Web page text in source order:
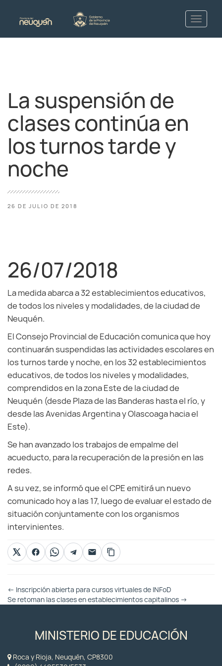
La suspensión de
clases continúa en
los turnos tarde y
noche
26 DE JULIO DE 2018
26/07/2018
La medida abarca a 32 establecimientos educativos,
de todos los niveles y modalidades, de la ciudad de
Neuquén.
El Consejo Provincial de Educación comunica que hoy
continuarán suspendidas las actividades escolares en
los turnos tarde y noche, en los 32 establecimientos
educativos, de todos los niveles y modalidades,
comprendidos en la zona Este de la ciudad de
Neuquén (desde Plaza de las Banderas hasta el río, y
desde las Avenidas Argentina y Olascoaga hacia el
Este).
Se han avanzado los trabajos de empalme del
acueducto, para la recuperación de la presión en las
redes.
A su vez, se informó que el CPE emitirá un nuevo
comunicado hoy a las 17, luego de evaluar el estado de
situación conjuntamente con los organismos
intervinientes.
Otras
Entradas
← Inscripción abierta para cursos virtuales de INFoD
Se retoman las clases en establecimientos capitalinos →
MINISTERIO DE EDUCACIÓN
Roca y Rioja, Neuquén, CP8300